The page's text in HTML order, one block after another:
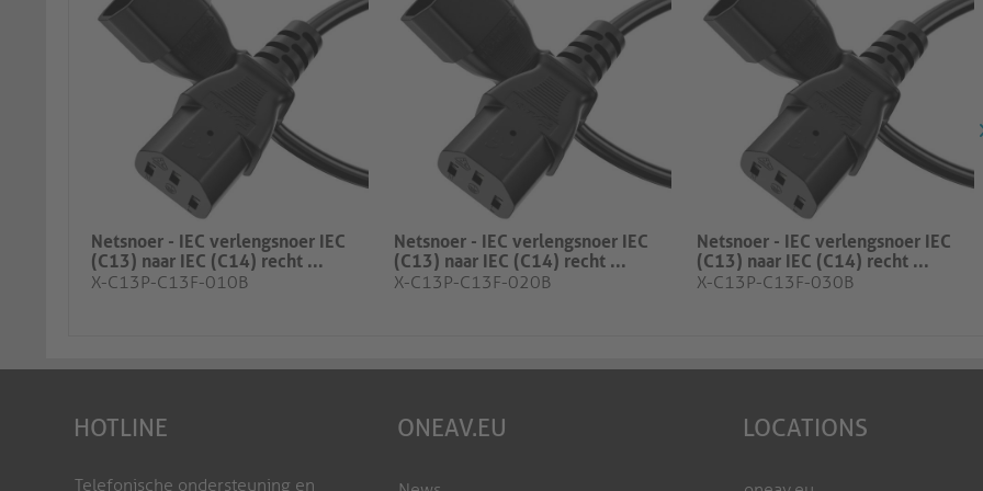
Netsnoer - IEC verlengsnoer IEC
(C13) naar IEC (C14) recht ...
X-C13P-C13F-010B
Netsnoer - IEC verlengsnoer IEC
(C13) naar IEC (C14) recht ...
X-C13P-C13F-020B
Netsnoer - IEC verlengsnoer IEC
(C13) naar IEC (C14) recht ...
X-C13P-C13F-030B
HOTLINE
Telefonische ondersteuning en
ONEAV.EU LOCATIONS